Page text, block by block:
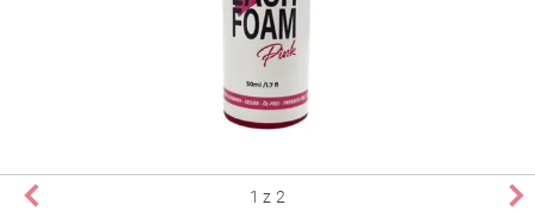
1 z 2